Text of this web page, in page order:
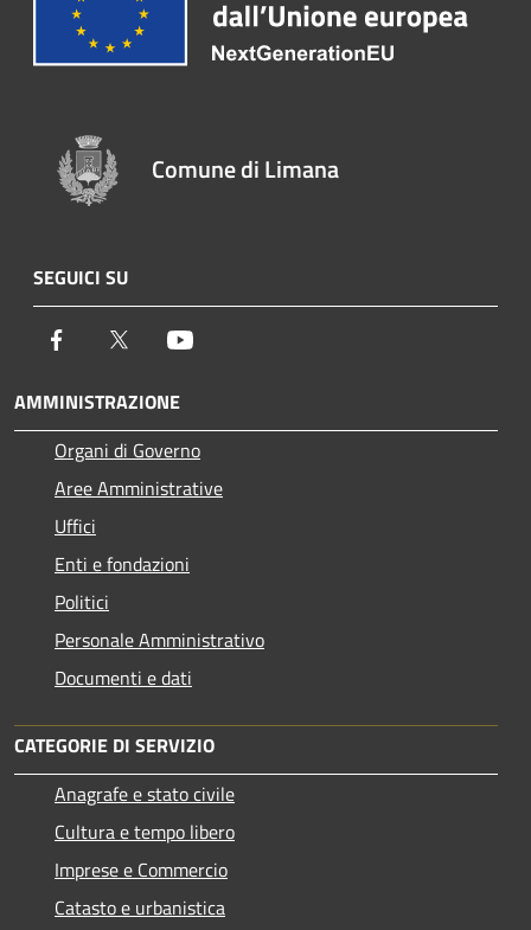
Comune di Limana
SEGUICI SU
Facebook Twitter
AMMINISTRAZIONE
Organi di Governo
Aree Amministrative
Uffici
Enti e fondazioni
Politici
Personale Amministrativo
Documenti e dati
CATEGORIE DI SERVIZIO
Anagrafe e stato civile
Cultura e tempo libero
Imprese e Commercio
Catasto e urbanistica